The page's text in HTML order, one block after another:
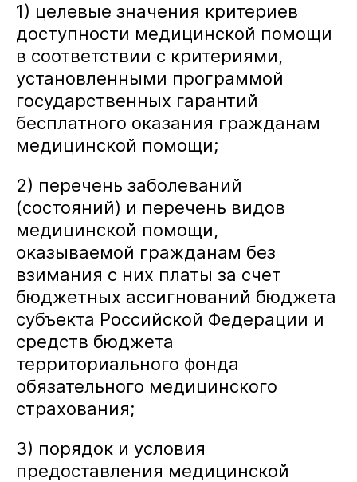
1) целевые значения критериев
доступности медицинской помощи
в соответствии с критериями,
установленными программой
государственных гарантий
бесплатного оказания гражданам
медицинской помощи;
2) перечень заболеваний
(состояний) и перечень видов
медицинской помощи,
оказываемой гражданам без
взимания с них платы за счет
бюджетных ассигнований бюджета
субъекта Российской Федерации и
средств бюджета
территориального фонда
обязательного медицинского
страхования;
3) порядок и условия
предоставления медицинской
Сообщение:
символы
картинки:
Согласен на
обработку
персональных
данных
Ознакомиться
текстом
согласия
Сообщение:
обработку
персональных
данных
Отправить